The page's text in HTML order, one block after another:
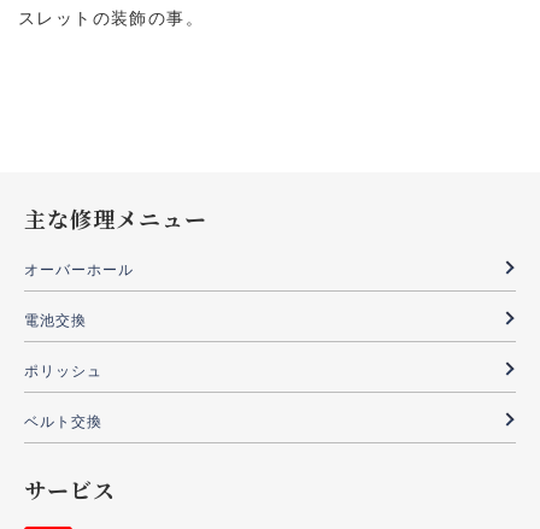
スレットの装飾の事。
主な修理メニュー
オーバーホール
電池交換
ポリッシュ
ベルト交換
サービス